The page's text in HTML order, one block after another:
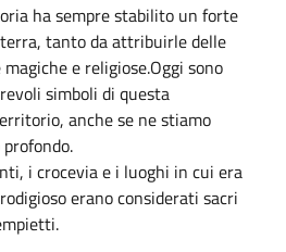
ha sempre stabilito un forte
tanto da attribuirle delle
e religiose.Oggi sono
simboli di questa
anche se ne stiamo
i crocevia e i luoghi in cui era
erano considerati sacri